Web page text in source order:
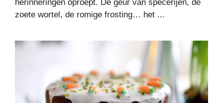
herinneringen oproept. De geur van specerijen, de
zoete wortel, de romige frosting… het ...